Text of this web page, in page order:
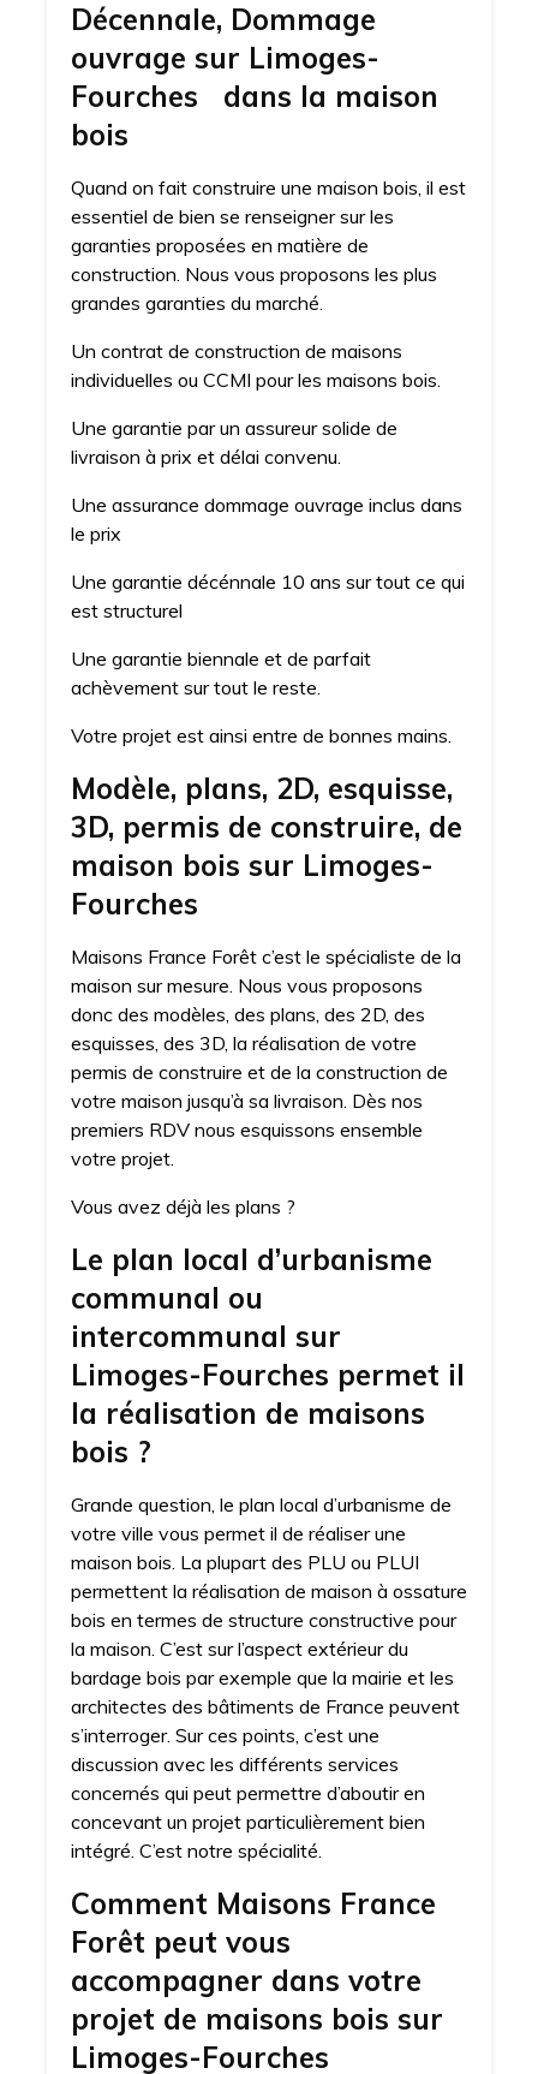
Décennale, Dommage
ouvrage sur Limoges-
Fourches dans la maison
bois
Quand on fait construire une maison bois, il est
essentiel de bien se renseigner sur les
garanties proposées en matière de
construction. Nous vous proposons les plus
grandes garanties du marché.
Un contrat de construction de maisons
individuelles ou CCMI pour les maisons bois.
Une garantie par un assureur solide de
livraison à prix et délai convenu.
Une assurance dommage ouvrage inclus dans
le prix
Une garantie décénnale 10 ans sur tout ce qui
est structurel
Une garantie biennale et de parfait
achèvement sur tout le reste.
Votre projet est ainsi entre de bonnes mains.
Modèle, plans, 2D, esquisse,
3D, permis de construire, de
maison bois sur Limoges-
Fourches
Maisons France Forêt c’est le spécialiste de la
maison sur mesure. Nous vous proposons
donc des modèles, des plans, des 2D, des
esquisses, des 3D, la réalisation de votre
permis de construire et de la construction de
votre maison jusqu’à sa livraison. Dès nos
premiers RDV nous esquissons ensemble
votre projet.
Vous avez déjà les plans ?
Le plan local d’urbanisme
communal ou
intercommunal sur
Limoges-Fourches permet il
la réalisation de maisons
bois ?
Grande question, le plan local d’urbanisme de
votre ville vous permet il de réaliser une
maison bois. La plupart des PLU ou PLUI
permettent la réalisation de maison à ossature
bois en termes de structure constructive pour
la maison. C’est sur l’aspect extérieur du
bardage bois par exemple que la mairie et les
architectes des bâtiments de France peuvent
s’interroger. Sur ces points, c’est une
discussion avec les différents services
concernés qui peut permettre d’aboutir en
concevant un projet particulièrement bien
intégré. C’est notre spécialité.
Comment Maisons France
Forêt peut vous
accompagner dans votre
projet de maisons bois sur
Limoges-Fourches